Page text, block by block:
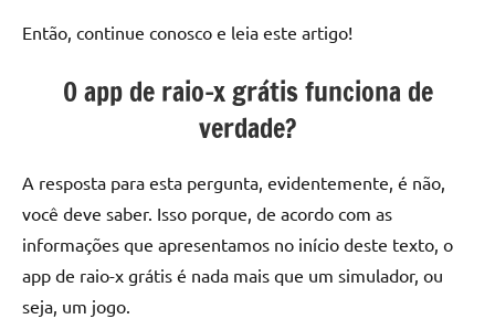
Então, continue conosco e leia este artigo!
O app de raio-x grátis funciona de
verdade?
A resposta para esta pergunta, evidentemente, é não,
você deve saber. Isso porque, de acordo com as
informações que apresentamos no início deste texto, o
app de raio-x grátis é nada mais que um simulador, ou
seja, um jogo.